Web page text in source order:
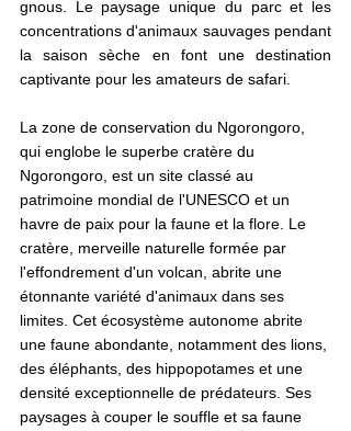
gnous. Le paysage unique du parc et les
concentrations d'animaux sauvages pendant
la saison sèche en font une destination
captivante pour les amateurs de safari.
La zone de conservation du Ngorongoro,
qui englobe le superbe cratère du
Ngorongoro, est un site classé au
patrimoine mondial de l'UNESCO et un
havre de paix pour la faune et la flore. Le
cratère, merveille naturelle formée par
l'effondrement d'un volcan, abrite une
étonnante variété d'animaux dans ses
limites. Cet écosystème autonome abrite
une faune abondante, notamment des lions,
des éléphants, des hippopotames et une
densité exceptionnelle de prédateurs. Ses
paysages à couper le souffle et sa faune